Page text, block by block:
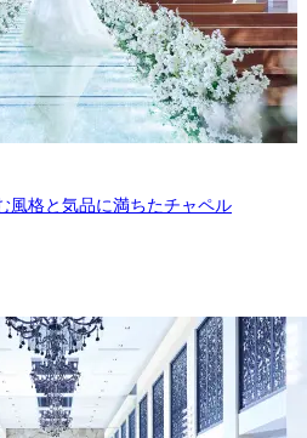
風格と気品に満ちたチャペル